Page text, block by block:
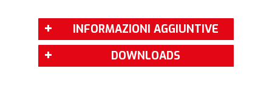
INFORMAZIONI AGGIUNTIVE
DOWNLOADS